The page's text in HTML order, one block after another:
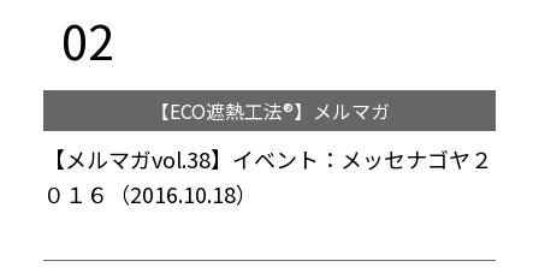
02
【ECO遮熱工法®】メルマガ
【メルマガvol.38】イベント：メッセナゴヤ２
０１６（2016.10.18）